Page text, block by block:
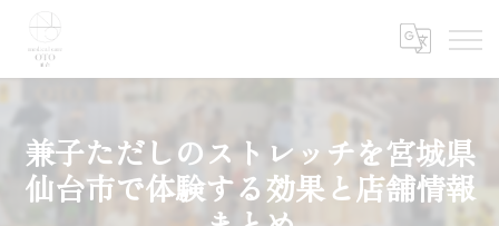
兼子ただしのストレッチを宮城県
仙台市で体験する効果と店舗情報